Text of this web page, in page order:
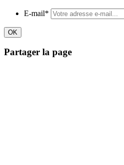
E-mail*
Partager la page